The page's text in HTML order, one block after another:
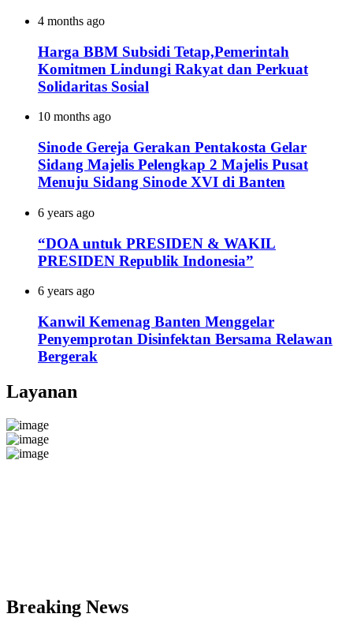
4 months ago
Harga BBM Subsidi Tetap,Pemerintah
Komitmen Lindungi Rakyat dan Perkuat
Solidaritas Sosial
10 months ago
Sinode Gereja Gerakan Pentakosta Gelar
Sidang Majelis Pelengkap 2 Majelis Pusat
Menuju Sidang Sinode XVI di Banten
6 years ago
“DOA untuk PRESIDEN & WAKIL
PRESIDEN Republik Indonesia”
6 years ago
Kanwil Kemenag Banten Menggelar
Penyemprotan Disinfektan Bersama Relawan
Bergerak
Layanan
Breaking News